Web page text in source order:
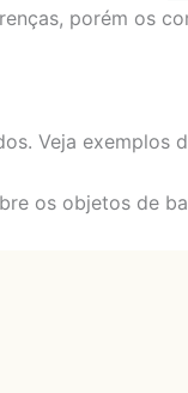
porém os
Veja exemplos
os objetos de